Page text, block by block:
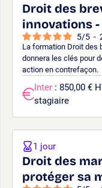
Droit des
innovations -
5/5 -
La formation Droit des
donnera les clés pour
action en contrefaçon.
Inter : 850,00 €
stagiaire
Droit des
protéger sa
1 jour